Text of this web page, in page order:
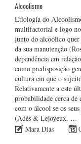
Alcoolismo
Etiologia do
multifactorial e logo
junto do alcoólico
da sua manutenção
dependência em
como predisposição
cultura em que o
Relativamente a este
probabilidade cerca
com o álcool se os
(Adés & Lejoyeux, …
Mara Dias